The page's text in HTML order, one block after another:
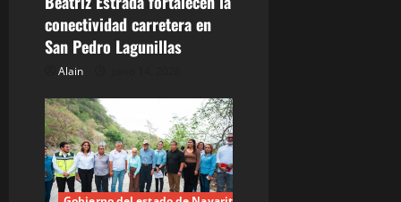
conectividad carretera en
San Pedro Lagunillas
Alain